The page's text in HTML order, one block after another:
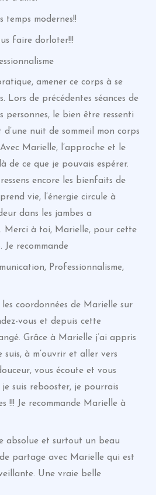
temps modernes!!
faire dorloter!!!
amener ce corps à se
Lors de précédentes séances de
personnes, le bien être ressenti
nuit de sommeil mon corps
Marielle, l’approche et le
de ce que je pouvais espérer.
encore les bienfaits de
vie, l’énergie circule à
dans les jambes a
Merci à toi, Marielle, pour cette
Je recommande
Professionnalisme,
coordonnées de Marielle sur
vous et depuis cette
Grâce à Marielle j’ai appris
suis, à m’ouvrir et aller vers
vous écoute et vous
suis rebooster, je pourrais
!!! Je recommande Marielle à
absolue et surtout un beau
partage avec Marielle qui est
Une vraie belle